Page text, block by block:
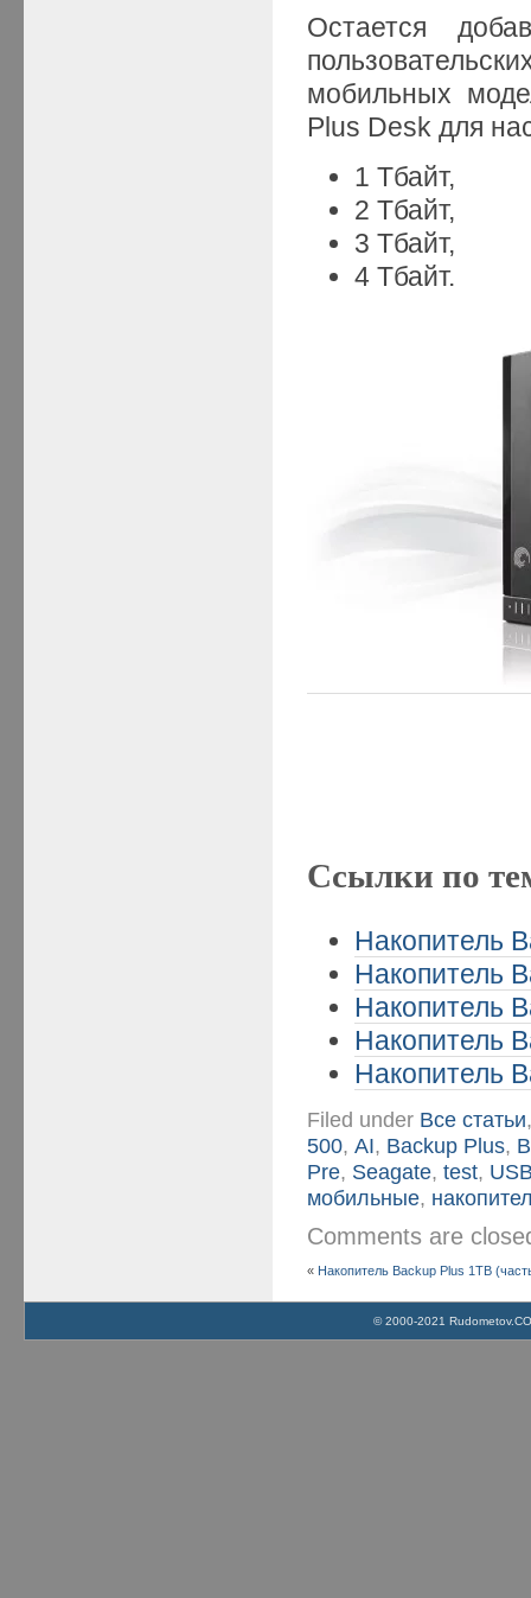
Остается
мобильных
Plus Desk для
1 Тбайт,
2 Тбайт,
3 Тбайт,
4 Тбайт.
Ссылки по
Накопитель
Накопитель
Накопитель
Накопитель
Накопитель
Filed under Все статьи
500,AI, Backup Plus,
Pre, Seagate,test,
мобильные,
Comments are
« Накопитель Backup Plus 1TB
© 2000-2021